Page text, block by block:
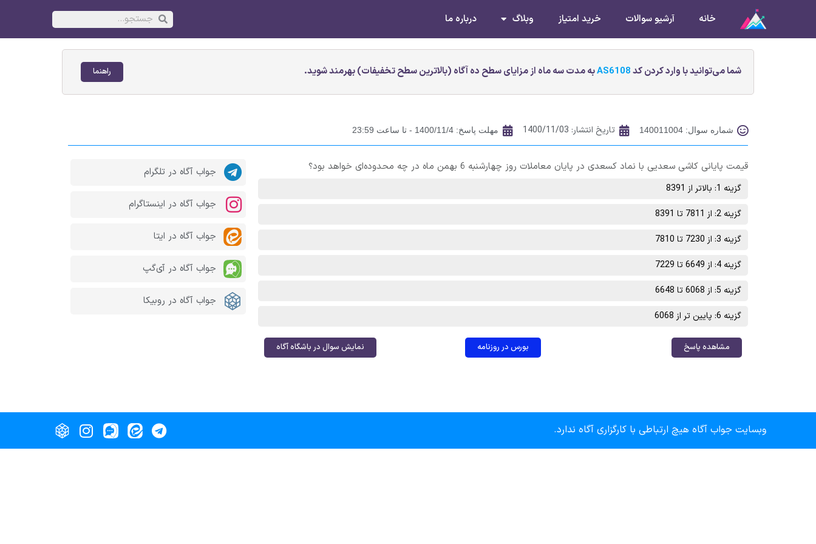
خانه آرشیو سوالات خرید امتیاز وبلاگ درباره ما
شما می‌توانید با وارد کردن کدAS6108به مدت سه ماه از مزایای سطح ده آگاه (بالاترین سطح تخفیفات) بهرمند شوید. راهنما
شماره سوال: 140011004 تاریخ انتشار: 1400/11/03 مهلت پاسخ: 1400/11/4 - تا ساعت 23:59
قیمت پایانی كاشی سعديی با نماد کسعدی در پایان معاملات روز چهارشنبه 6 بهمن ماه در چه محدوده‌ای خواهد بود؟
گزینه 1: بالاتر از 8391
گزینه 2: از 7811 تا 8391
گزینه 3: از 7230 تا 7810
گزینه 4: از 6649 تا 7229
گزینه 5: از 6068 تا 6648
گزینه 6: پایین تر از 6068
مشاهده پاسخ بورس در روزنامه نمایش سوال در باشگاه آگاه
جواب آگاه در تلگرام
جواب آگاه در اینستاگرام
جواب آگاه در ایتا
جواب آگاه در آی‌گپ
جواب آگاه در روبیکا
وبسایت جواب آگاه هیچ ارتباطی با کارگزاری آگاه ندارد.